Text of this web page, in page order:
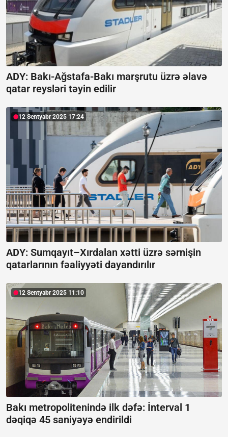
ADY: Bakı-Ağstafa-Bakı marşrutu üzrə əlavə
qatar reysləri təyin edilir
12 Sentyabr 2025 17:24
ADY: Sumqayıt–Xırdalan xətti üzrə sərnişin
qatarlarının fəaliyyəti dayandırılır
12 Sentyabr 2025 11:10
Bakı metropolitenində ilk dəfə: İnterval 1
dəqiqə 45 saniyəyə endirildi